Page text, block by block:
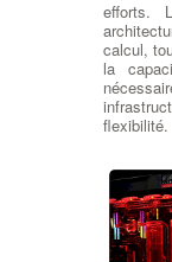
vidéo
que des
jeu la
efforts.
calcul,
la
flexibilité.